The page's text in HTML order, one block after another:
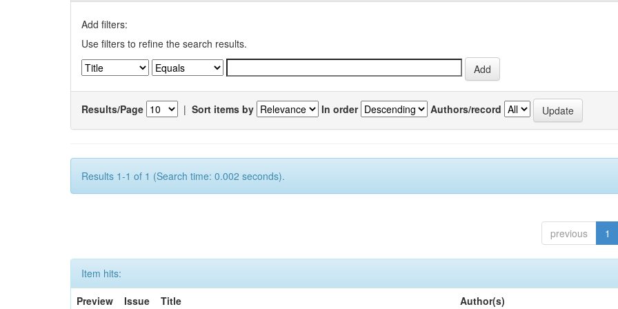
Add filters:
Use filters to refine the search results.
Results/Page | Sort items by In order Authors/record
Results 1-1 of 1 (Search time: 0.002 seconds).
previous 1
Item hits:
Preview
Issue
Title Author(s)